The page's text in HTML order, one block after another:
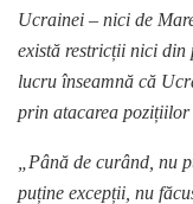
Ucrainei – nici de
există restricții nici din
lucru înseamnă că
prin atacarea pozițiilor
„Până de curând, nu
puține excepții, nu